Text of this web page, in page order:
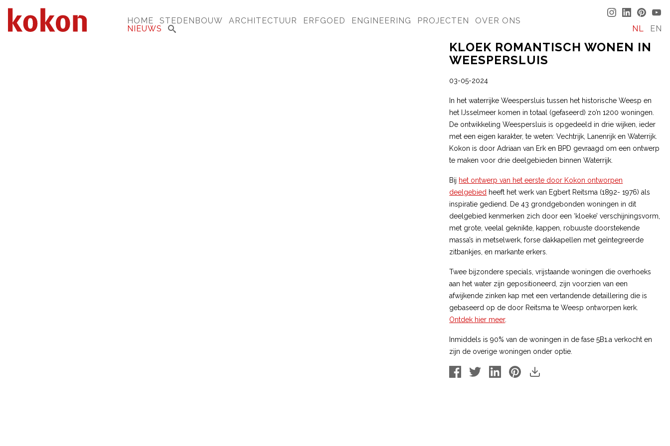
HOME STEDENBOUW ARCHITECTUUR ERFGOED ENGINEERING PROJECTEN
OVER ONS
NIEUWS
NL EN
KLOEK ROMANTISCH WONEN IN
WEESPERSLUIS
03-05-2024
In het waterrijke Weespersluis tussen het historische Weesp en
het IJsselmeer komen in totaal (gefaseerd) zo’n 1200 woningen.
De ontwikkeling Weespersluis is opgedeeld in drie wijken, ieder
met een eigen karakter, te weten: Vechtrijk, Lanenrijk en Waterrijk.
Kokon is door Adriaan van Erk en BPD gevraagd om een ontwerp
te maken voor drie deelgebieden binnen Waterrijk.
Bij het ontwerp van het eerste door Kokon ontworpen
deelgebied heeft het werk van Egbert Reitsma (1892- 1976) als
inspiratie gediend. De 43 grondgebonden woningen in dit
deelgebied kenmerken zich door een ‘kloeke’ verschijningsvorm,
met grote, veelal geknikte, kappen, robuuste doorstekende
massa’s in metselwerk, forse dakkapellen met geïntegreerde
zitbankjes, en markante erkers.
Twee bijzondere specials, vrijstaande woningen die overhoeks
aan het water zijn gepositioneerd, zijn voorzien van een
afwijkende zinken kap met een vertandende detaillering die is
gebaseerd op de door Reitsma te Weesp ontworpen kerk.
Ontdek hier meer.
Inmiddels is 90% van de woningen in de fase 5B1.a verkocht en
zijn de overige woningen onder optie.